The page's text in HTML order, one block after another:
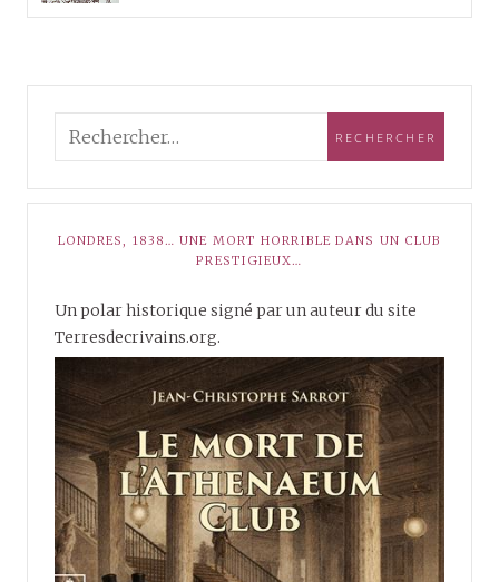
LONDRES, 1838… UNE MORT HORRIBLE DANS UN CLUB
PRESTIGIEUX…
Un polar historique signé par un auteur du site
Terresdecrivains.org.